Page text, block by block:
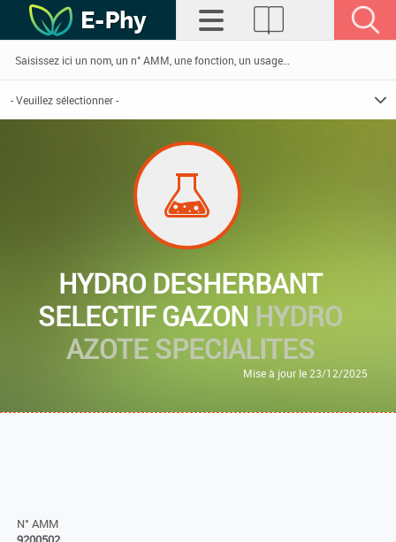
HYDRO DESHERBANT
SELECTIF GAZON HYDRO
AZOTE SPECIALITES
Mise à jour le 23/12/2025
N° AMM